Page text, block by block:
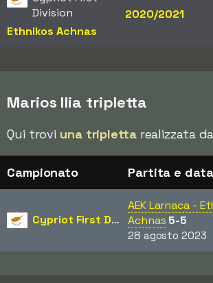
Division
Ethnikos Achnas
2020/2021
Marios Ilia tripletta
Qui trovi una triplettarealizzata
Campionato Partita e data
Cypriot First Division
AEK Larnaca -
Achnas 5-5
28 agosto 2023